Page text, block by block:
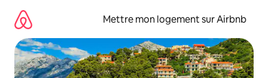
directement
contenu
Mettre mon logement sur Airbnb